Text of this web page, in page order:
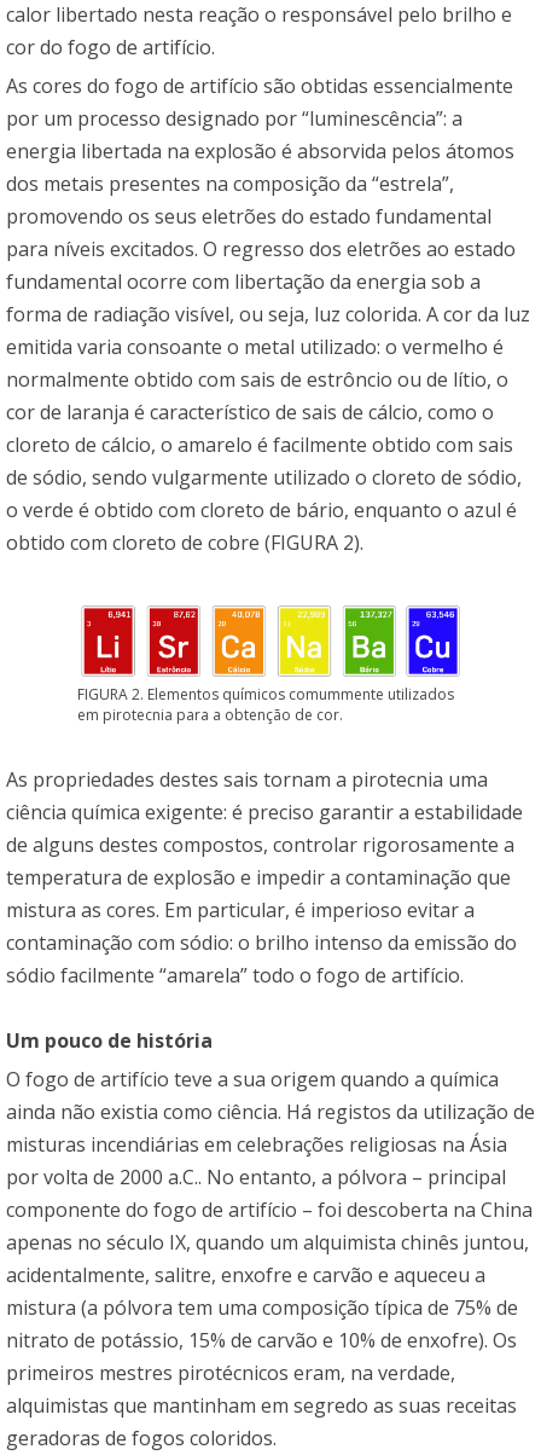
calor libertado nesta reação o responsável pelo brilho e
cor do fogo de artifício.
As cores do fogo de artifício são obtidas essencialmente
por um processo designado por “luminescência”: a
energia libertada na explosão é absorvida pelos átomos
dos metais presentes na composição da “estrela”,
promovendo os seus eletrões do estado fundamental
para níveis excitados. O regresso dos eletrões ao estado
fundamental ocorre com libertação da energia sob a
forma de radiação visível, ou seja, luz colorida. A cor da luz
emitida varia consoante o metal utilizado: o vermelho é
normalmente obtido com sais de estrôncio ou de lítio, o
cor de laranja é característico de sais de cálcio, como o
cloreto de cálcio, o amarelo é facilmente obtido com sais
de sódio, sendo vulgarmente utilizado o cloreto de sódio,
o verde é obtido com cloreto de bário, enquanto o azul é
obtido com cloreto de cobre (FIGURA 2).
FIGURA 2. Elementos químicos comummente utilizados
em pirotecnia para a obtenção de cor.
As propriedades destes sais tornam a pirotecnia uma
ciência química exigente: é preciso garantir a estabilidade
de alguns destes compostos, controlar rigorosamente a
temperatura de explosão e impedir a contaminação que
mistura as cores. Em particular, é imperioso evitar a
contaminação com sódio: o brilho intenso da emissão do
sódio facilmente “amarela” todo o fogo de artifício.
Um pouco de história
O fogo de artifício teve a sua origem quando a química
ainda não existia como ciência. Há registos da utilização de
misturas incendiárias em celebrações religiosas na Ásia
por volta de 2000 a.C.. No entanto, a pólvora – principal
componente do fogo de artifício – foi descoberta na China
apenas no século IX, quando um alquimista chinês juntou,
acidentalmente, salitre, enxofre e carvão e aqueceu a
mistura (a pólvora tem uma composição típica de 75% de
nitrato de potássio, 15% de carvão e 10% de enxofre). Os
primeiros mestres pirotécnicos eram, na verdade,
alquimistas que mantinham em segredo as suas receitas
geradoras de fogos coloridos.